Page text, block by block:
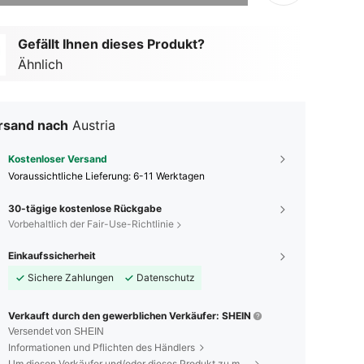
Gefällt Ihnen dieses Produkt?
Ähnlich
nach Austria
Kostenloser Versand
Voraussichtliche Lieferung: 6-11 Werktagen
30-tägige kostenlose Rückgabe
Vorbehaltlich der Fair-Use-Richtlinie
Einkaufssicherheit
Sichere Zahlungen
Datenschutz
Verkauft durch den gewerblichen Verkäufer: SHEIN
Versendet von SHEIN
Informationen und Pflichten des Händlers